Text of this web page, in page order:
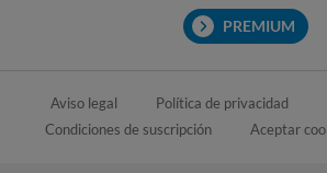
PREMIUM
Aviso legal Política de privacidad
Condiciones de suscripción
Aceptar